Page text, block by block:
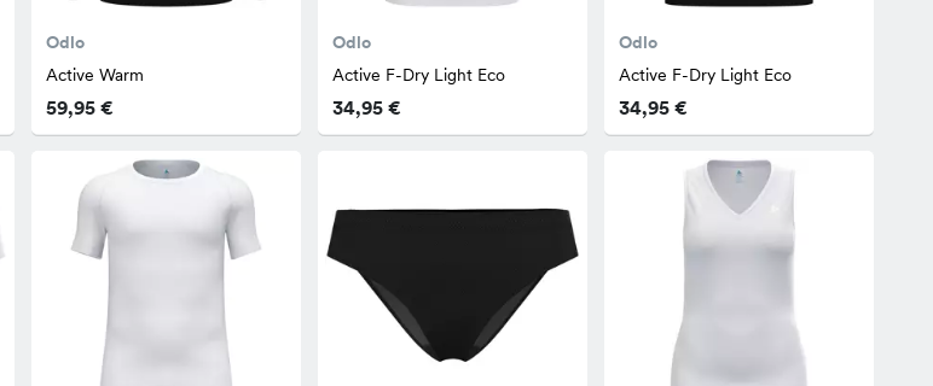
Odlo
Active Warm
59,95 €
Odlo
Active F-Dry Light Eco
34,95 €
Odlo
Active F-Dry Light Eco
34,95 €